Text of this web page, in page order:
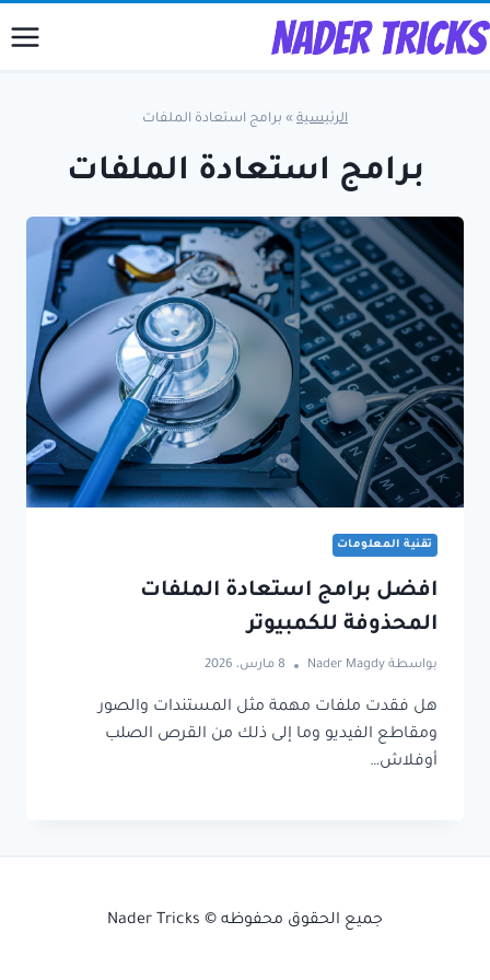
إلى
الرئيسية » برامج استعادة الملفات
برامج استعادة الملفات
تقنية المعلومات
افضل برامج استعادة الملفات
المحذوفة للكمبيوتر
بواسطة Nader Magdy 8 مارس، 2026
هل فقدت ملفات مهمة مثل المستندات والصور
ومقاطع الفيديو وما إلى ذلك من القرص الصلب
أوفلاش…
جميع الحقوق محفوظه © Nader Tricks